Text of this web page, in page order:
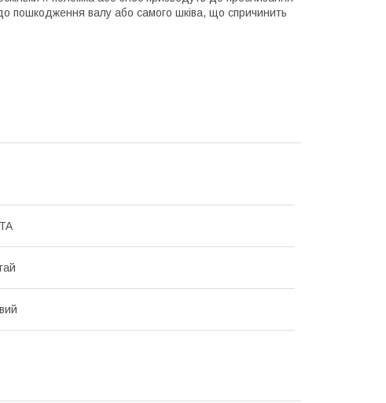
пошкодження валу або самого шківа, що спричинить